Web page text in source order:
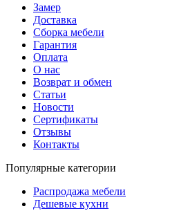
Замер
Доставка
Сборка мебели
Гарантия
Оплата
О нас
Возврат и обмен
Статьи
Новости
Сертификаты
Отзывы
Контакты
Популярные категории
Распродажа мебели
Дешевые кухни